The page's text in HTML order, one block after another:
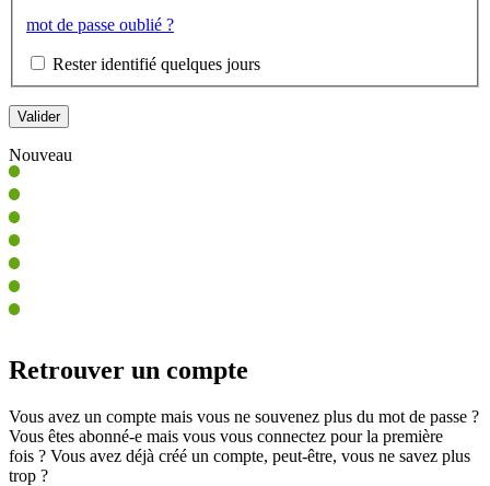
mot de passe oublié ?
Rester identifié quelques jours
Nouveau
Retrouver un compte
Vous avez un compte mais vous ne souvenez plus du mot de passe ?
Vous êtes abonné-e mais vous vous connectez pour la première
fois ? Vous avez déjà créé un compte, peut-être, vous ne savez plus
trop ?